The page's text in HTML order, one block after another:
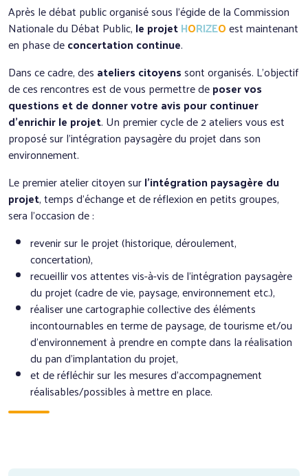
Après le débat public organisé sous l’égide de la Commission
Nationale du Débat Public, le projetHORIZEOest maintenant
en phase deconcertation continue.
Dans ce cadre, des ateliers citoyenssont organisés. L’objectif
de ces rencontres est de vous permettre deposer vos
questions et de donner votre avis pour continuer
d’enrichir le projet. Un premier cycle de 2 ateliers vous est
proposé sur l’intégration paysagère du projet dans son
environnement.
Le premier atelier citoyen surl’intégration paysagère du
projet, temps d’échange et de réflexion en petits groupes,
sera l’occasion de :
revenir sur le projet (historique, déroulement,
concertation),
recueillir vos attentes vis-à-vis de l’intégration paysagère
du projet (cadre de vie, paysage, environnement etc.),
réaliser une cartographie collective des éléments
incontournables en terme de paysage, de tourisme et/ou
d’environnement à prendre en compte dans la réalisation
du pan d’implantation du projet,
et de réfléchir sur les mesures d’accompagnement
réalisables/possibles à mettre en place.